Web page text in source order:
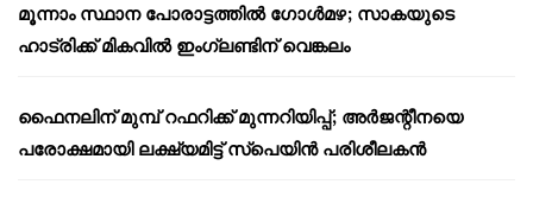
മൂന്നാം സ്ഥാന പോരാട്ടത്തിൽ ഗോൾമഴ; സാകയുടെ
ഹാട്രിക്ക് മികവിൽ ഇംഗ്ലണ്ടിന് വെങ്കലം
ഫൈനലിന് മുമ്പ് റഫറിക്ക് മുന്നറിയിപ്പ്; അർജന്റീനയെ
പരോക്ഷമായി ലക്ഷ്യമിട്ട് സ്പെയിൻ പരിശീലകൻ